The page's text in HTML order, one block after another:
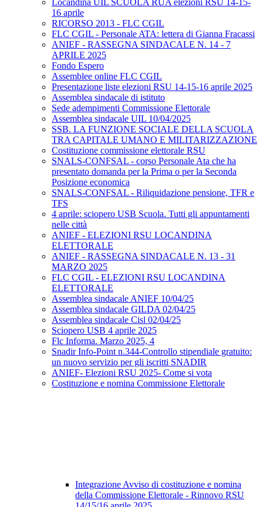
Locandina UIL SCUOLA RUA elezioni RSU 14-15-
16 aprile
RICORSO 2013 - FLC CGIL
FLC CGIL - Personale ATA: lettera di Gianna Fracassi
ANIEF - RASSEGNA SINDACALE N. 14 - 7
APRILE 2025
Fondo Espero
Assemblee online FLC CGIL
Presentazione liste elezioni RSU 14-15-16 aprile 2025
Assemblea sindacale di istituto
Sede adempimenti Commissione Elettorale
Assemblea sindacale UIL 10/04/2025
SSB. LA FUNZIONE SOCIALE DELLA SCUOLA
TRA CAPITALE UMANO E MILITARIZZAZIONE
Costituzione commissione elettorale RSU
SNALS-CONFSAL - corso Personale Ata che ha
presentato domanda per la Prima o per la Seconda
Posizione economica
SNALS-CONFSAL - Riliquidazione pensione, TFR e
TFS
4 aprile: sciopero USB Scuola. Tutti gli appuntamenti
nelle città
ANIEF - ELEZIONI RSU LOCANDINA
ELETTORALE
ANIEF - RASSEGNA SINDACALE N. 13 - 31
MARZO 2025
FLC CGIL - ELEZIONI RSU LOCANDINA
ELETTORALE
Assemblea sindacale ANIEF 10/04/25
Assemblea sindacale GILDA 02/04/25
Assemblea sindacale Cisl 02/04/25
Sciopero USB 4 aprile 2025
Flc Informa. Marzo 2025, 4
Snadir Info-Point n.344-Controllo stipendiale gratuito:
un nuovo servizio per gli iscritti SNADIR
ANIEF- Elezioni RSU 2025- Come si vota
Costituzione e nomina Commissione Elettorale
Integrazione Avviso di costituzione e nomina
della Commissione Elettorale - Rinnovo RSU